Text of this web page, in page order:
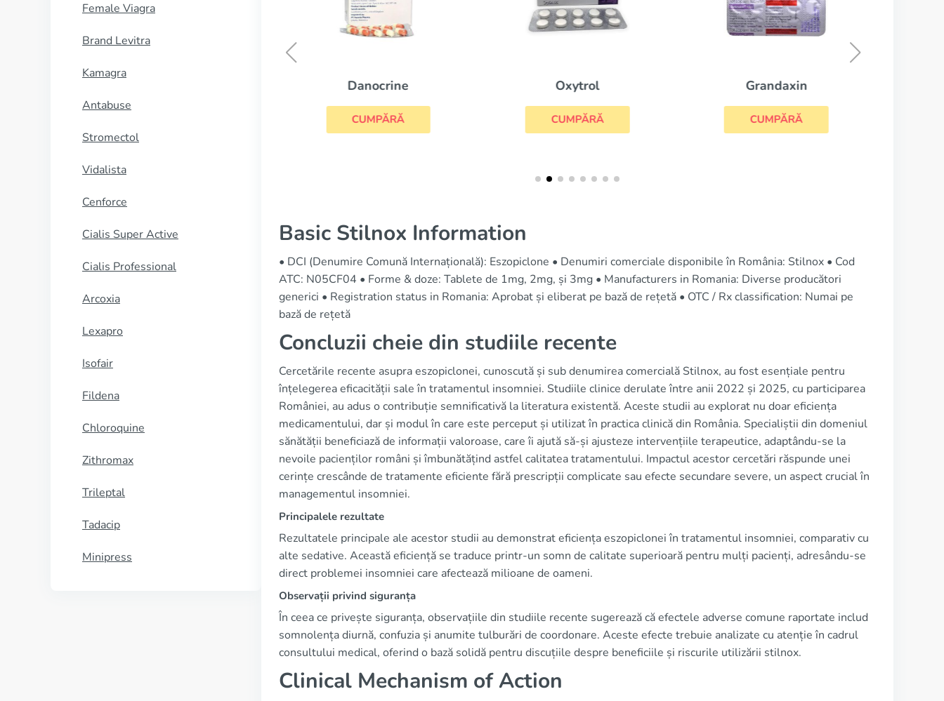
Female Viagra
Brand Levitra
Kamagra
Antabuse
Stromectol
Vidalista
Cenforce
Cialis Super Active
Cialis Professional
Arcoxia
Lexapro
Isofair
Fildena
Chloroquine
Zithromax
Trileptal
Tadacip
Minipress
Danocrine
CUMPĂRĂ
Oxytrol
CUMPĂRĂ
Grandaxin
CUMPĂRĂ
Basic Stilnox Information
• DCI (Denumire Comună Internațională): Eszopiclone • Denumiri comerciale disponibile în România: Stilnox • Cod
ATC: N05CF04 • Forme & doze: Tablete de 1mg, 2mg, și 3mg • Manufacturers in Romania: Diverse producători
generici • Registration status in Romania: Aprobat și eliberat pe bază de rețetă • OTC / Rx classification: Numai pe
bază de rețetă
Concluzii cheie din studiile recente
Cercetările recente asupra eszopiclonei, cunoscută și sub denumirea comercială Stilnox, au fost esențiale pentru
înțelegerea eficacității sale în tratamentul insomniei. Studiile clinice derulate între anii 2022 și 2025, cu participarea
României, au adus o contribuție semnificativă la literatura existentă. Aceste studii au explorat nu doar eficiența
medicamentului, dar și modul în care este perceput și utilizat în practica clinică din România. Specialiștii din domeniul
sănătății beneficiază de informații valoroase, care îi ajută să-și ajusteze intervențiile terapeutice, adaptându-se la
nevoile pacienților români și îmbunătățind astfel calitatea tratamentului. Impactul acestor cercetări răspunde unei
cerințe crescânde de tratamente eficiente fără prescripții complicate sau efecte secundare severe, un aspect crucial în
managementul insomniei.
Principalele rezultate
Rezultatele principale ale acestor studii au demonstrat eficiența eszopiclonei în tratamentul insomniei, comparativ cu
alte sedative. Această eficiență se traduce printr-un somn de calitate superioară pentru mulți pacienți, adresându-se
direct problemei insomniei care afectează milioane de oameni.
Observații privind siguranța
În ceea ce privește siguranța, observațiile din studiile recente sugerează că efectele adverse comune raportate includ
somnolența diurnă, confuzia și anumite tulburări de coordonare. Aceste efecte trebuie analizate cu atenție în cadrul
consultului medical, oferind o bază solidă pentru discuțiile despre beneficiile și riscurile utilizării stilnox.
Clinical Mechanism of Action